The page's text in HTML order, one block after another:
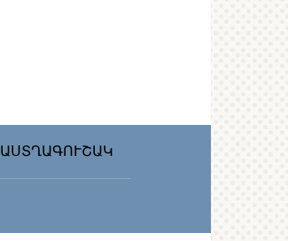
ԱՍՏՂԱԳՈՒՇԱԿ